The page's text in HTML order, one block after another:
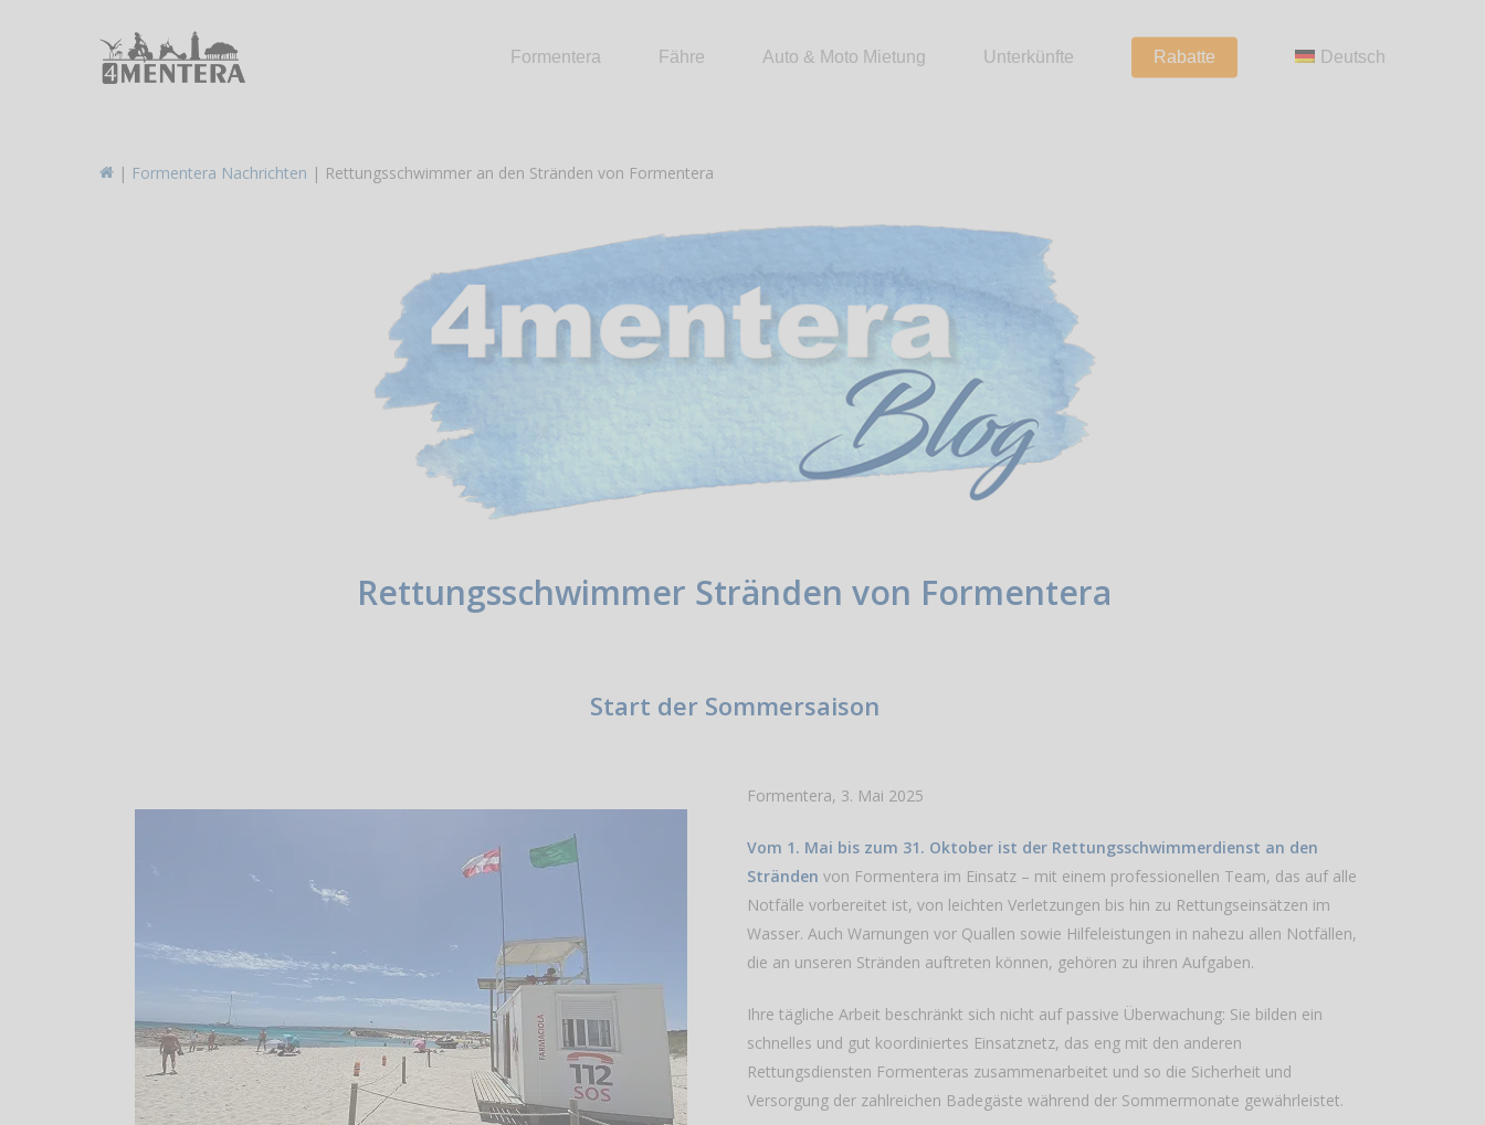
Formentera Fähre Auto & Moto Mietung Unterkünfte Rabatte Deutsch
| Formentera Nachrichten | Rettungsschwimmer an den Stränden von Formentera
Rettungsschwimmer Stränden von Formentera
Start der Sommersaison
Formentera, 3. Mai 2025
Vom 1. Mai bis zum 31. Oktober ist der Rettungsschwimmerdienst an den
Strändenvon Formentera im Einsatz – mit einem professionellen Team, das auf alle
Notfälle vorbereitet ist, von leichten Verletzungen bis hin zu Rettungseinsätzen im
Wasser. Auch Warnungen vor Quallen sowie Hilfeleistungen in nahezu allen Notfällen,
die an unseren Stränden auftreten können, gehören zu ihren Aufgaben.
Ihre tägliche Arbeit beschränkt sich nicht auf passive Überwachung: Sie bilden ein
schnelles und gut koordiniertes Einsatznetz, das eng mit den anderen
Rettungsdiensten Formenteras zusammenarbeitet und so die Sicherheit und
Versorgung der zahlreichen Badegäste während der Sommermonate gewährleistet.